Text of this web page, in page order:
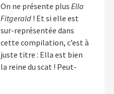
On ne présente plus Ella
Fitgerald ! Et si elle est
sur-représentée dans
cette compilation, c’est à
juste titre : Ella est bien
la reine du scat ! Peut-